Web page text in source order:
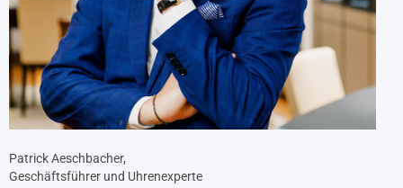
Patrick Aeschbacher,
Geschäftsführer und Uhrenexperte